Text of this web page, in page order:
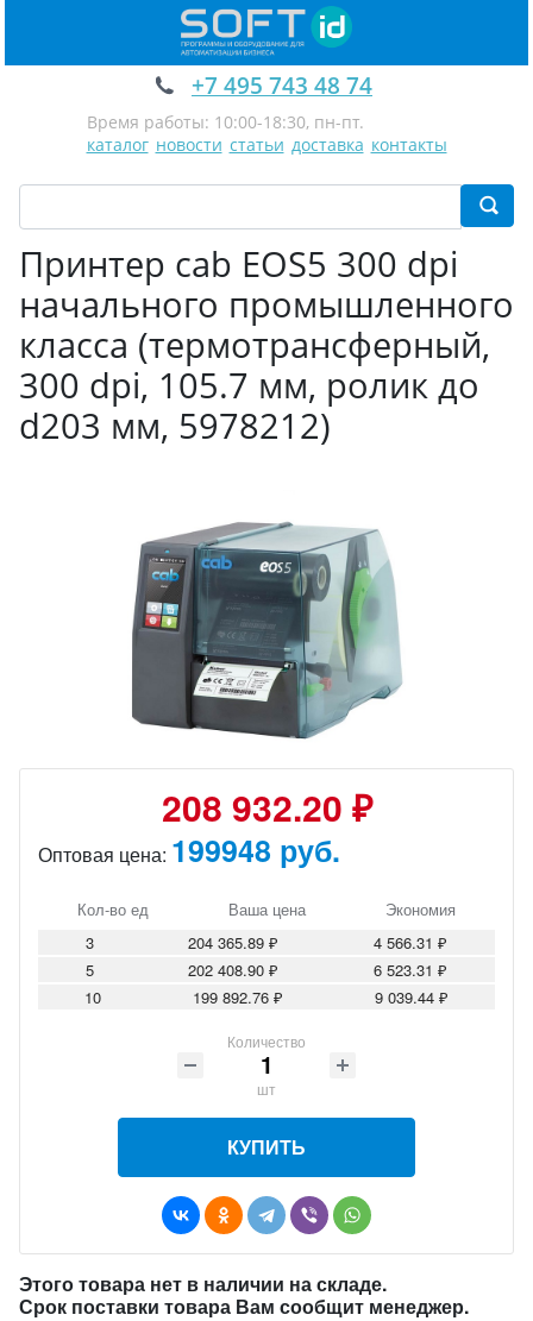
+7 495 743 48 74
Время работы: 10:00-18:30, пн-пт.
каталог новости статьи доставка контакты
Принтер cab EOS5 300 dpi
начального промышленного
класса (термотрансферный,
300 dpi, 105.7 мм, ролик до
d203 мм, 5978212)
208 932.20 ₽
Оптовая цена: 199948 руб.
Кол-во ед Ваша цена
Экономия
3
204 365.89 ₽
4 566.31 ₽
5
202 408.90 ₽
6 523.31 ₽
10
199 892.76 ₽ 9 039.44 ₽
Количество
шт
КУПИТЬ
Этого товара нет в наличии на складе.
Срок поставки товара Вам сообщит менеджер.